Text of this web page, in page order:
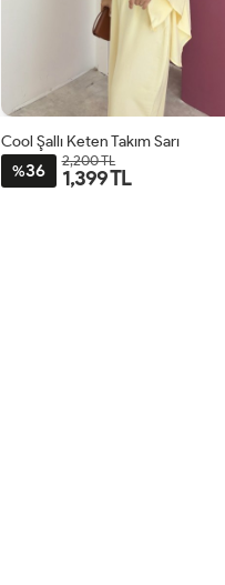
Cool Şallı Keten Takım Sarı
%36 2,200 TL
1,399 TL